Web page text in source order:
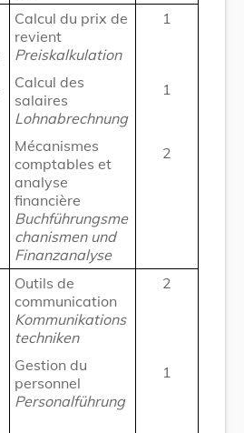
Calcul du prix de
revient
Preiskalkulation
1
Calcul des
salaires
Lohnabrechnung
1
Mécanismes
comptables et
analyse
financière
Buchführungsme
chanismen und
Finanzanalyse
2
Outils de
communication
Kommunikations
techniken
2
Gestion du
personnel
Personalführung
1